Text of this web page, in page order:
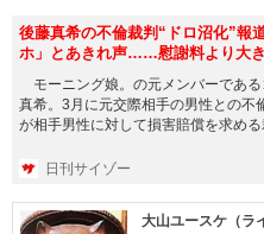
後藤真希の不倫裁判“ドロ沼化”報
ホ」とあきれ声……慰謝料より大
モーニング娘。の元メンバーである
真希。3月に元交際相手の男性との不
が相手男性に対して損害賠償を求める
日刊サイゾー
大山ユースケ（ラ